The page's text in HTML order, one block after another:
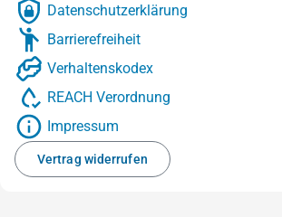
Datenschutzerklärung
Barrierefreiheit
Verhaltenskodex
REACH Verordnung
Impressum
Vertrag widerrufen